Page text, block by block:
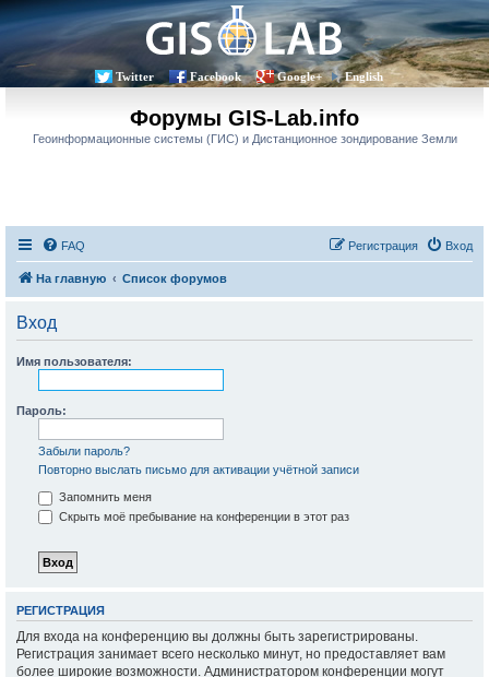
Twitter Facebook Google+ English
Форумы GIS-Lab.info
Геоинформационные системы (ГИС) и Дистанционное зондирование Земли
FAQ Вход
Регистрация
На главную Список форумов
Вход
Имя пользователя:
Пароль:
Забыли пароль?
Повторно выслать письмо для активации учётной записи
Запомнить меня
Скрыть моё пребывание на конференции в этот раз
РЕГИСТРАЦИЯ
Для входа на конференцию вы должны быть зарегистрированы.
Регистрация занимает всего несколько минут, но предоставляет вам
более широкие возможности. Администратором конференции могут